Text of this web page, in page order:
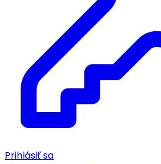
Prihlásiť sa